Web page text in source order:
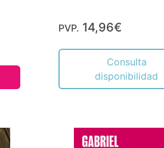
PVP. 14,96€
Consulta
disponibilidad